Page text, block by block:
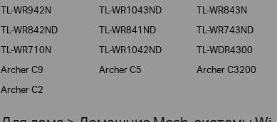
TL-WR942N
TL-WR1043ND TL-WR843N
TL-WR842ND
TL-WR841ND TL-WR743ND
TL-WR710N
TL-WR1042ND TL-WDR4300
Archer C9
Archer C5 Archer C3200
Archer C2